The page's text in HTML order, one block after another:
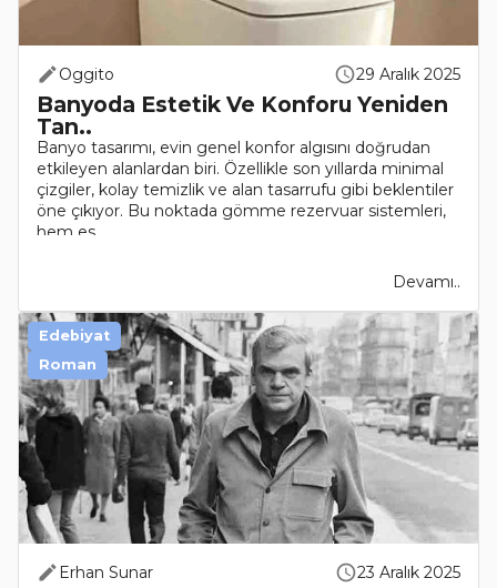
Oggito 29 Aralık 2025
Banyoda Estetik Ve Konforu Yeniden
Tan..
Banyo tasarımı, evin genel konfor algısını doğrudan
etkileyen alanlardan biri. Özellikle son yıllarda minimal
çizgiler, kolay temizlik ve alan tasarrufu gibi beklentiler
öne çıkıyor. Bu noktada gömme rezervuar sistemleri,
hem es..
Devamı..
Erhan Sunar 23 Aralık 2025
Edebiyat
Roman